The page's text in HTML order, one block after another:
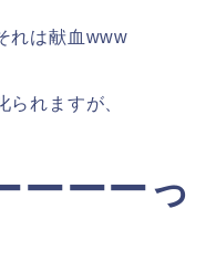
れは献血www
られますが、
ーーーっ